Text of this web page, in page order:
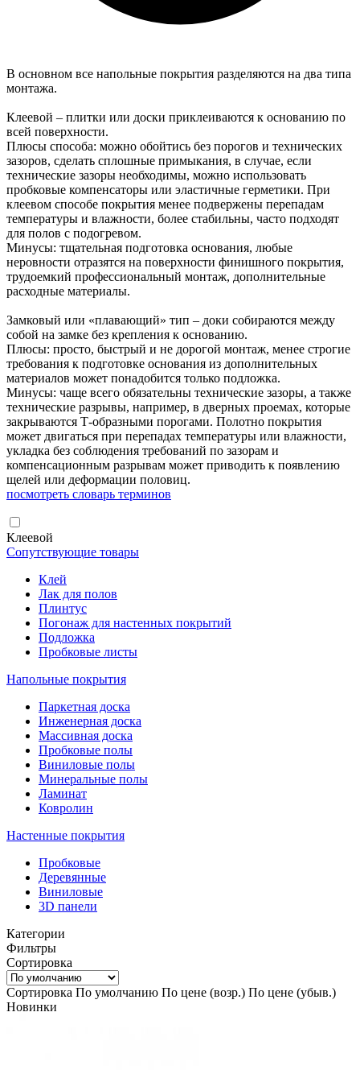
В основном все напольные покрытия разделяются на два типа
монтажа.
Клеевой – плитки или доски приклеиваются к основанию по
всей поверхности.
Плюсы способа: можно обойтись без порогов и технических
зазоров, сделать сплошные примыкания, в случае, если
технические зазоры необходимы, можно использовать
пробковые компенсаторы или эластичные герметики. При
клеевом способе покрытия менее подвержены перепадам
температуры и влажности, более стабильны, часто подходят
для полов с подогревом.
Минусы: тщательная подготовка основания, любые
неровности отразятся на поверхности финишного покрытия,
трудоемкий профессиональный монтаж, дополнительные
расходные материалы.
Замковый или «плавающий» тип – доки собираются между
собой на замке без крепления к основанию.
Плюсы: просто, быстрый и не дорогой монтаж, менее строгие
требования к подготовке основания из дополнительных
материалов может понадобится только подложка.
Минусы: чаще всего обязательны технические зазоры, а также
технические разрывы, например, в дверных проемах, которые
закрываются Т-образными порогами. Полотно покрытия
может двигаться при перепадах температуры или влажности,
укладка без соблюдения требований по зазорам и
компенсационным разрывам может приводить к появлению
щелей или деформации половиц.
посмотреть словарь терминов
Клеевой
Сопутствующие товары
Клей
Лак для полов
Плинтус
Погонаж для настенных покрытий
Подложка
Пробковые листы
Напольные покрытия
Паркетная доска
Инженерная доска
Массивная доска
Пробковые полы
Виниловые полы
Минеральные полы
Ламинат
Ковролин
Настенные покрытия
Пробковые
Деревянные
Виниловые
3D панели
Категории
Фильтры
Сортировка
Сортировка По умолчанию По цене (возр.) По цене (убыв.)
Новинки